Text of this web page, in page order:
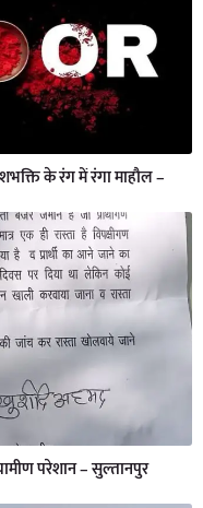
के रंग में रंगा माहौल –
परेशान – सुल्तानपुर